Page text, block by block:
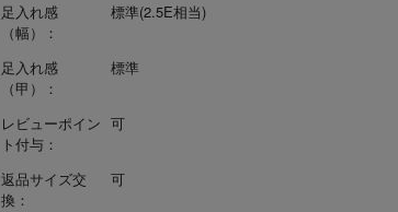
足入れ感
（幅）：
標準(2.5E相当)
足入れ感
（甲）：
標準
レビューポイン
ト付与：
可
返品サイズ交
換：
可